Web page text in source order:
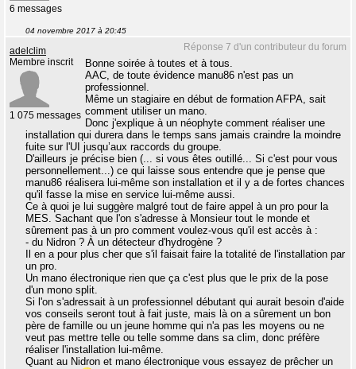
6 messages
04 novembre 2017 à 20:45
Réponse 7 d'un contributeur du forum
adelclim
Membre inscrit
1 075 messages
Bonne soirée à toutes et à tous.
AAC, de toute évidence manu86 n'est pas un
professionnel.
Même un stagiaire en début de formation AFPA, sait
comment utiliser un mano.
Donc j'explique à un néophyte comment réaliser une
installation qui durera dans le temps sans jamais craindre la moindre
fuite sur l'UI jusqu’aux raccords du groupe.
D'ailleurs je précise bien (... si vous êtes outillé... Si c'est pour vous
personnellement...) ce qui laisse sous entendre que je pense que
manu86 réalisera lui-même son installation et il y a de fortes chances
qu'il fasse la mise en service lui-même aussi.
Ce à quoi je lui suggère malgré tout de faire appel à un pro pour la
MES. Sachant que l'on s'adresse à Monsieur tout le monde et
sûrement pas à un pro comment voulez-vous qu'il est accès à :
- du Nidron ? À un détecteur d'hydrogène ?
Il en a pour plus cher que s'il faisait faire la totalité de l'installation par
un pro.
Un mano électronique rien que ça c'est plus que le prix de la pose
d'un mono split.
Si l'on s'adressait à un professionnel débutant qui aurait besoin d'aide
vos conseils seront tout à fait juste, mais là on a sûrement un bon
père de famille ou un jeune homme qui n'a pas les moyens ou ne
veut pas mettre telle ou telle somme dans sa clim, donc préfère
réaliser l'installation lui-même.
Quant au Nidron et mano électronique vous essayez de prêcher un